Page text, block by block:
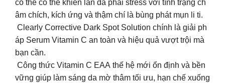
có thể có thể khiến làn da phải stress với tình trạng ch
âm chích, kích ứng và thậm chí là bùng phát mụn li ti.
Clearly Corrective Dark Spot Solution chính là giải ph
áp Serum Vitamin C an toàn và hiệu quả vượt trội mà
bạn cần.
Công thức Vitamin C EAA thế hệ mới ổn định và bền
vững giúp làm sáng da mờ thâm tối ưu, hạn chế xuống